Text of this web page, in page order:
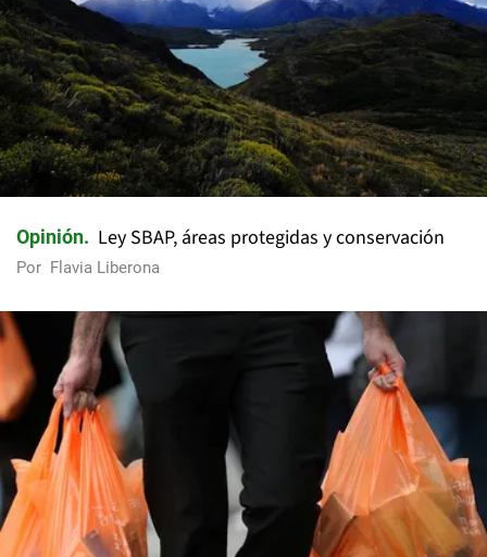
Opinión Ley SBAP, áreas protegidas y conservación
Por Flavia Liberona